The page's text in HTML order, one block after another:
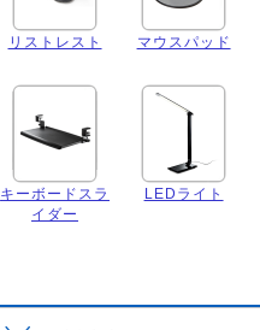
リストレスト マウスパッド
キーボードスラ
イダー
LEDライト